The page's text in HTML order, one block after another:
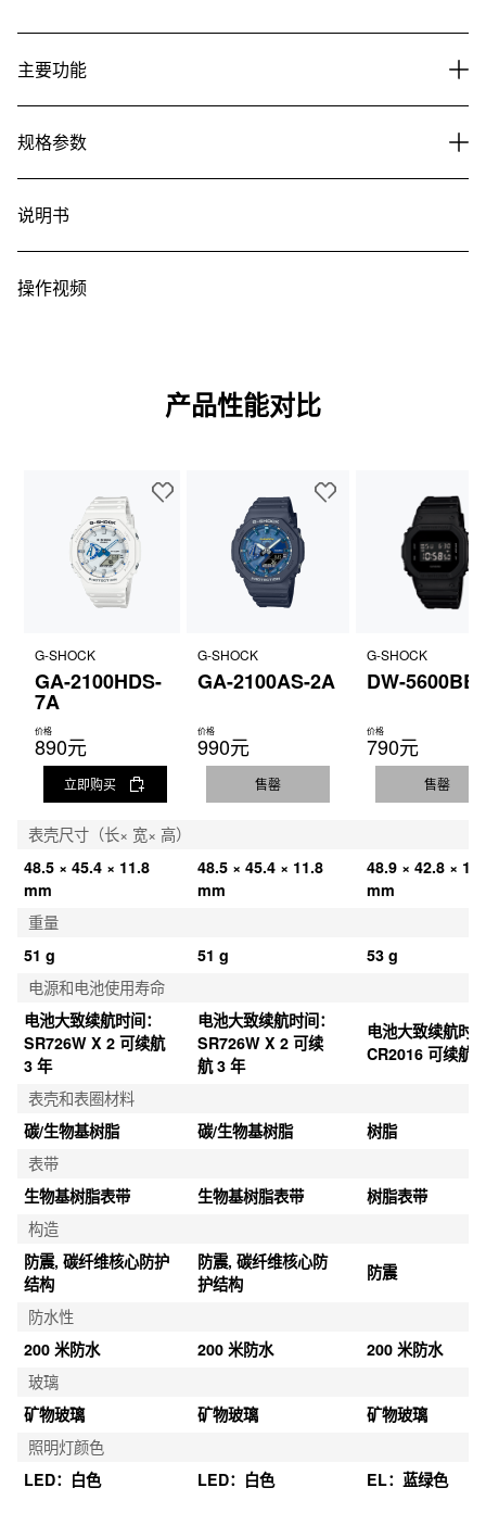
主要功能
规格参数
说明书
操作视频
产品性能对比
G-SHOCK
GA-2100HDS-
7A
价格
890元
立即购买
G-SHOCK
GA-2100AS-2A
价格
990元
售罄
G-SHOCK
DW-
价格
790元
售罄
表壳尺寸（长× 宽× 高）
48.5 × 45.4 × 11.8
mm
48.5 × 45.4 × 11.8
mm
48.9 × 42.8 ×
mm
重量
51 g
51 g
53 g
电源和电池使用寿命
电池大致续航时间：
SR726W X 2 可续航
3 年
电池大致续航时间：
SR726W X 2 可续
航 3 年
电池大致续航时
CR2016 可续航
表壳和表圈材料
碳/生物基树脂
碳/生物基树脂
树脂
表带
生物基树脂表带
生物基树脂表带
树脂表带
构造
防震, 碳纤维核心防护
结构
防震, 碳纤维核心防
护结构
防震
防水性
200 米防水
200 米防水
200 米防水
玻璃
矿物玻璃
矿物玻璃
矿物玻璃
照明灯颜色
LED：白色
LED：白色 EL：蓝绿色